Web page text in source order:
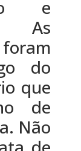
e
As
do
que
de
Não